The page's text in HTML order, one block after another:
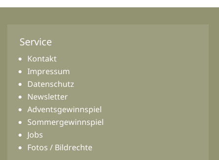
Service
Kontakt
Impressum
Datenschutz
Newsletter
Adventsgewinnspiel
Sommergewinnspiel
Jobs
Fotos / Bildrechte